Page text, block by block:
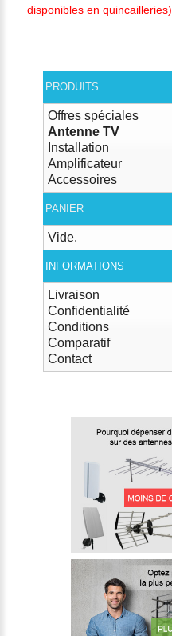
disponibles en quincailleries)
PRODUITS
Offres spéciales
Antenne TV
Installation
Amplificateur
Accessoires
PANIER
Vide.
INFORMATIONS
Livraison
Confidentialité
Conditions
Comparatif
Contact